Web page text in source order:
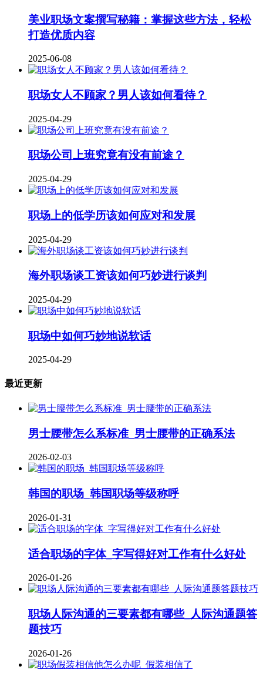
美业职场文案撰写秘籍：掌握这些方法，轻松
打造优质内容
2025-06-08
职场女人不顾家？男人该如何看待？
2025-04-29
职场公司上班究竟有没有前途？
2025-04-29
职场上的低学历该如何应对和发展
2025-04-29
海外职场谈工资该如何巧妙进行谈判
2025-04-29
职场中如何巧妙地说软话
2025-04-29
最近更新
男士腰带怎么系标准_男士腰带的正确系法
2026-02-03
韩国的职场_韩国职场等级称呼
2026-01-31
适合职场的字体_字写得好对工作有什么好处
2026-01-26
职场人际沟通的三要素都有哪些_人际沟通题答
题技巧
2026-01-26